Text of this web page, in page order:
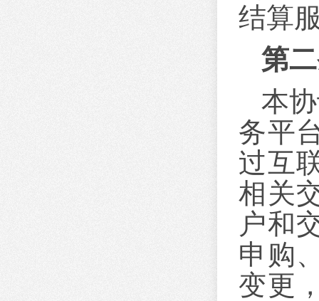
结算
第
本
务平
过互
相关
户和
申购
变更